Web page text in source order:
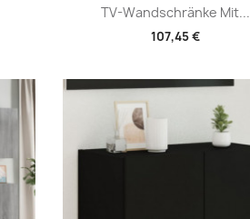
TV-Wandschränke Mit...
107,45 €
Vorschau